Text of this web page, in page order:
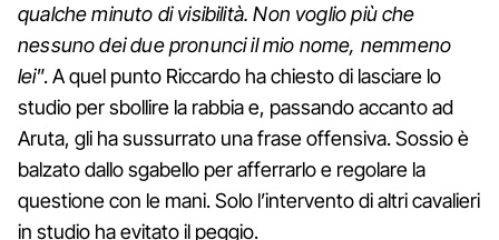
qualche minuto di visibilità. Non voglio più che
nessuno dei due pronunci il mio nome, nemmeno
lei”. A quel punto Riccardo ha chiesto di lasciare lo
studio per sbollire la rabbia e, passando accanto ad
Aruta, gli ha sussurrato una frase offensiva. Sossio è
balzato dallo sgabello per afferrarlo e regolare la
questione con le mani. Solo l’intervento di altri cavalieri
in studio ha evitato il peggio.